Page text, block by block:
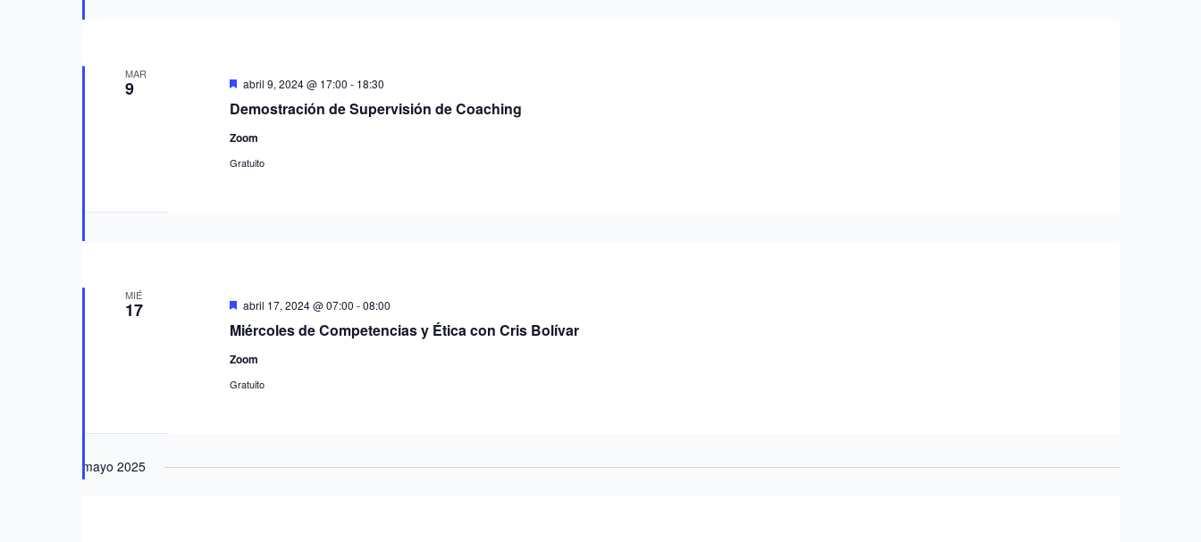
MAR
9
Demostración de Supervisión de Coaching
Destacado
abril 9, 2024 @ 17:00 - 18:30
Zoom
Gratuito
MIÉ
17
Miércoles de Competencias y Ética con Cris Bolívar
Destacado
abril 17, 2024 @ 07:00 -08:00
Zoom
Gratuito
mayo 2025